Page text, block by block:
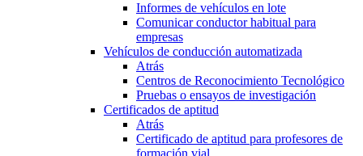
Informes de vehículos en lote
Comunicar conductor habitual para
empresas
Vehículos de conducción automatizada
Atrás
Centros de Reconocimiento Tecnológico
Pruebas o ensayos de investigación
Certificados de aptitud
Atrás
Certificado de aptitud para profesores de